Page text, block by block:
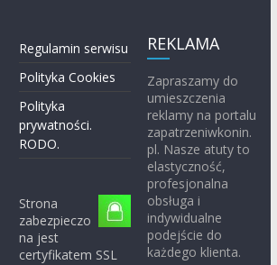
Regulamin serwisu
Polityka Cookies
Polityka
prywatności.
RODO.
Strona
zabezpieczo
na jest
certyfikatem SSL
REKLAMA
Zapraszamy do
umieszczenia
reklamy na portalu
zapatrzeniwkonin.
pl. Nasze atuty to
elastyczność,
profesjonalna
obsługa i
indywidualne
podejście do
każdego klienta.